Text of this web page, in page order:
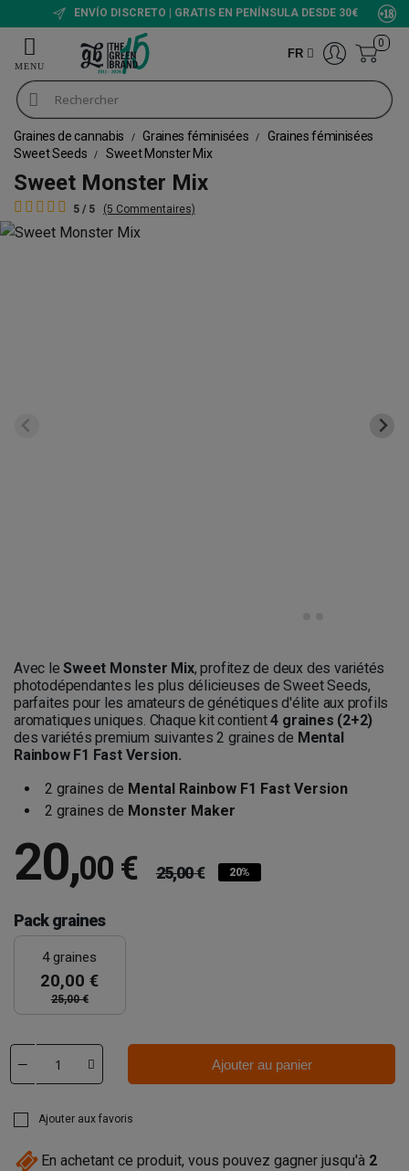
ENVÍO DISCRETO | GRATIS EN PENÍNSULA DESDE 30€
FR
0
Graines de cannabis Graines féminisées
Graines féminisées
Sweet Seeds
Sweet Monster Mix
Sweet Monster Mix
5 / 5 (5 Commentaires)
Avec leSweet Monster Mix, profitez de deux des variétés
photodépendantes les plus délicieuses de Sweet Seeds,
parfaites pour les amateurs de génétiques d'élite aux profils
aromatiques uniques. Chaque kit contient4 graines (2+2)
des variétés premium suivantes 2 graines de Mental
Rainbow F1 Fast Version.
2 graines de Mental Rainbow F1 Fast Version
2 graines de Monster Maker
20,00 € 25,00 € 20%
Pack graines
4 graines
20,00 €
25,00 €
Ajouter au panier
Ajouter aux favoris
En achetant ce produit, vous pouvez gagner jusqu'à 2